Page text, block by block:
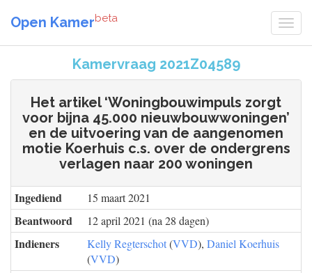
Open Kamerbeta
Kamervraag 2021Z04589
Het artikel ‘Woningbouwimpuls zorgt
voor bijna 45.000 nieuwbouwwoningen’
en de uitvoering van de aangenomen
motie Koerhuis c.s. over de ondergrens
verlagen naar 200 woningen
Ingediend 15 maart 2021
Beantwoord 12 april 2021 (na 28 dagen)
Indieners Kelly Regterschot(VVD), Daniel Koerhuis
(VVD)